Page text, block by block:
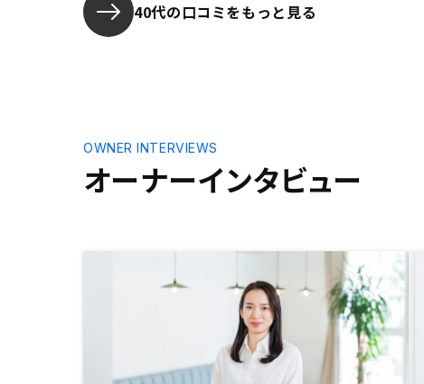
40代の口コミをもっと見る
オーナーインタビュー
OWNER INTERVIEWS